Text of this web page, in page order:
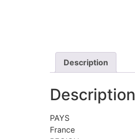
Description
Description
PAYS
France